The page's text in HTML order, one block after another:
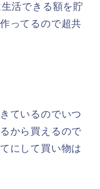
活できる額を貯
ってるので超共
ているのでいつ
から買えるので
にして買い物は